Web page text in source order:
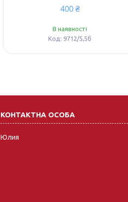
400 ₴
В наявності
9712/5,5б
Юлия